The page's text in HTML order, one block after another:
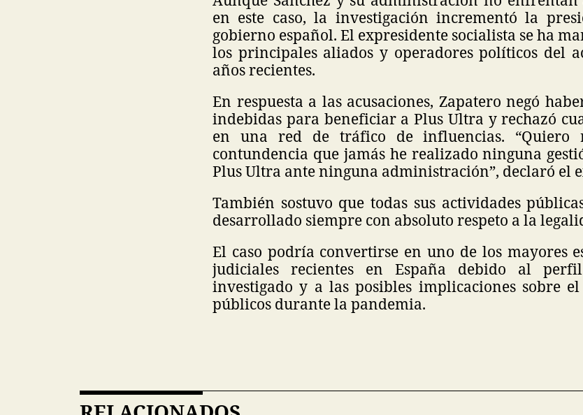
en este caso, la investigación incrementó la
gobierno español. El expresidente socialista se ha
los principales aliados y operadores políticos del
años recientes.
En respuesta a las acusaciones, Zapatero negó
indebidas para beneficiar a Plus Ultra y rechazó
en una red de tráfico de influencias. “Quiero
contundencia que jamás he realizado ninguna
Plus Ultra ante ninguna administración”, declaró el
También sostuvo que todas sus actividades
desarrollado siempre con absoluto respeto a la
El caso podría convertirse en uno de los mayores
judiciales recientes en España debido al
investigado y a las posibles implicaciones sobre
públicos durante la pandemia.